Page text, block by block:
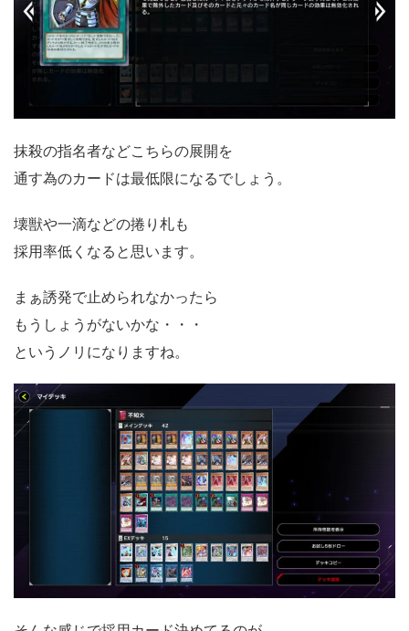
抹殺の指名者などこちらの展開を
通す為のカードは最低限になるでしょう。
壊獣や一滴などの捲り札も
採用率低くなると思います。
まぁ誘発で止められなかったら
もうしょうがないかな・・・
というノリになりますね。